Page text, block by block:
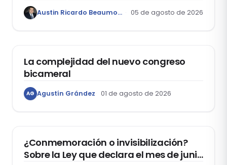
Austin Ricardo Beaumont Rivera 05 de agosto de 2026
La complejidad del nuevo congreso
bicameral
AG Agustín Grández 01 de agosto de 2026
¿Conmemoración o invisibilización?
Sobre la Ley que declara el mes de junio